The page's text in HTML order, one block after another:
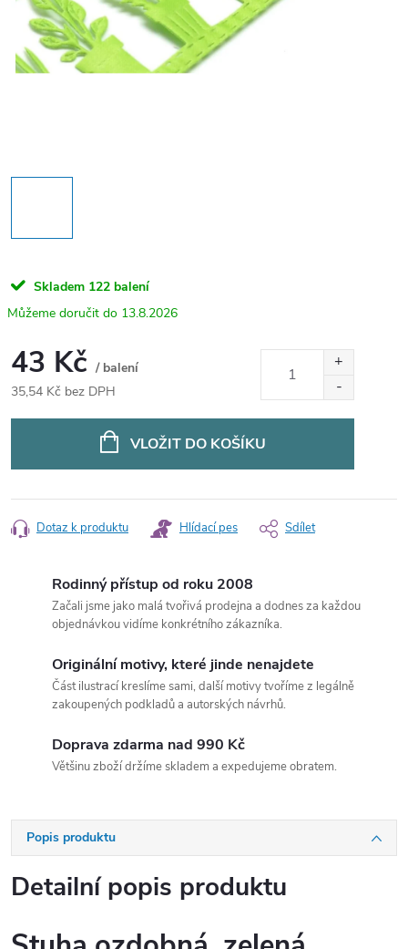
Skladem 122 balení
13.8.2026
43 Kč / balení
35,54 Kč bez DPH
VLOŽIT DO KOŠÍKU
Dotaz k produktu Hlídací pes Sdílet
Rodinný přístup od roku 2008
Začali jsme jako malá tvořivá prodejna a dodnes za každou
objednávkou vidíme konkrétního zákazníka.
Originální motivy, které jinde nenajdete
Část ilustrací kreslíme sami, další motivy tvoříme z legálně
zakoupených podkladů a autorských návrhů.
Doprava zdarma nad 990 Kč
Většinu zboží držíme skladem a expedujeme obratem.
Popis produktu
Detailní popis produktu